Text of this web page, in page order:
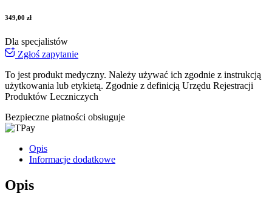
349,00 zł
Dla specjalistów
Zgłoś zapytanie
To jest produkt medyczny. Należy używać ich zgodnie z instrukcją
użytkowania lub etykietą. Zgodnie z definicją Urzędu Rejestracji
Produktów Leczniczych
Bezpieczne płatności obsługuje
Opis
Informacje dodatkowe
Opis